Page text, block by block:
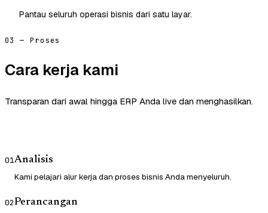
Pantau seluruh operasi bisnis dari satu layar.
03 — Proses
Cara kerja kami
Transparan dari awal hingga ERP Anda live dan menghasilkan.
01Analisis
Kami pelajari alur kerja dan proses bisnis Anda menyeluruh.
02Perancangan